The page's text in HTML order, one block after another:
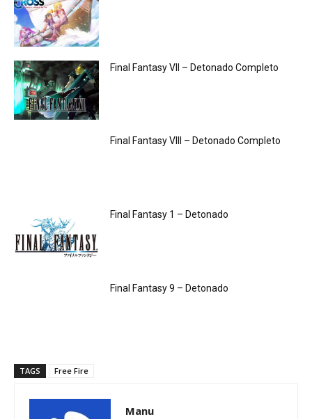
Final Fantasy VII – Detonado Completo
Final Fantasy VIII – Detonado Completo
Final Fantasy 1 – Detonado
Final Fantasy 9 – Detonado
TAGS Free Fire
Manu